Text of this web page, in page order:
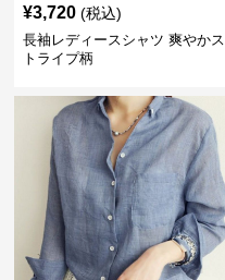
¥3,720 (税込)
長袖レディースシャツ 爽やかス
トライプ柄